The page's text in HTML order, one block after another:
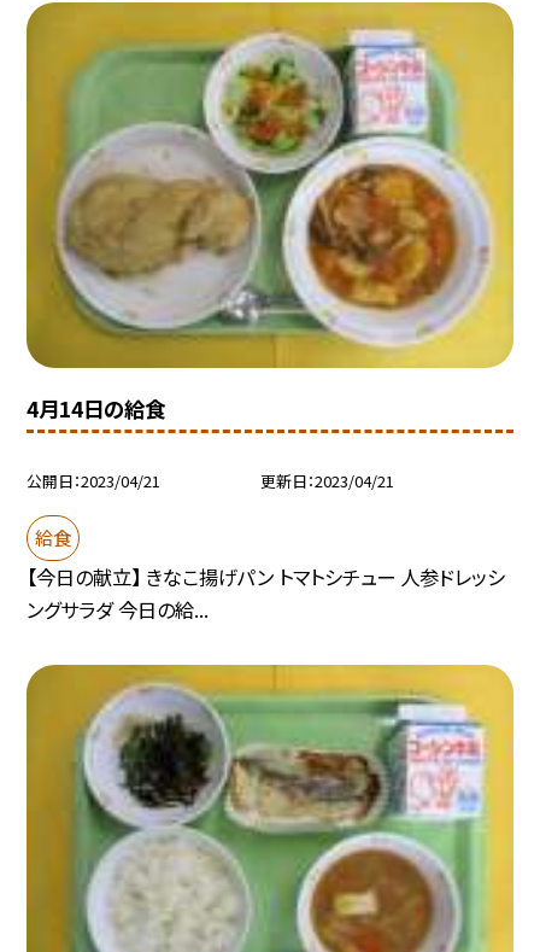
4月14日の給食
公開日 2023/04/21 更新日 2023/04/21
給食
【今日の献立】 きなこ揚げパン トマトシチュー 人参ドレッシ
ングサラダ 今日の給...